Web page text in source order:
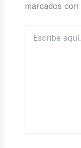
marcados con
aquí...